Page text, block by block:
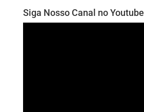
Siga Nosso Canal no Youtube